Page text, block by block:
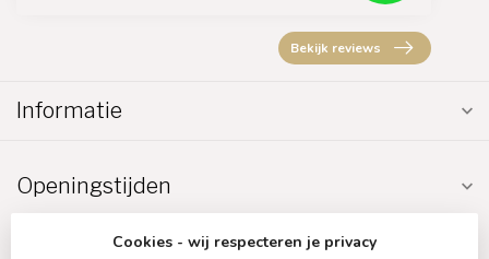
Bekijk reviews
Informatie
Openingstijden
Cookies - wij respecteren je privacy